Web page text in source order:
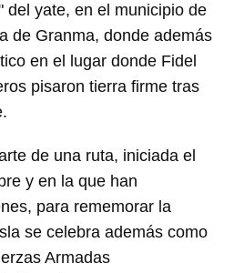
del yate, en el municipio de
de Granma, donde además
en el lugar donde Fidel
pisaron tierra firme tras
de una ruta, iniciada el
y en la que han
para rememorar la
se celebra además como
Armadas